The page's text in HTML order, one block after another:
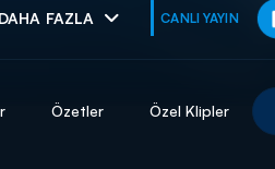
DAHA FAZLA CANLI YAYIN
muhteşem ikili
Özetler Özel Klipler